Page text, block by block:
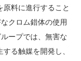
料に進行すること
クロム錯体の使用
ープでは、無害な
る触媒を開発し、